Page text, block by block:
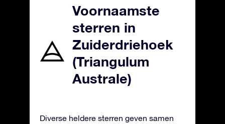
Voornaamste
sterren in
Zuiderdriehoek
(Triangulum
Australe)
Diverse heldere sterren geven samen